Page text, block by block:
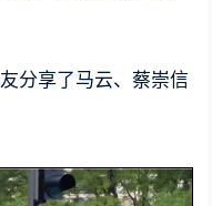
分享了马云、蔡崇信